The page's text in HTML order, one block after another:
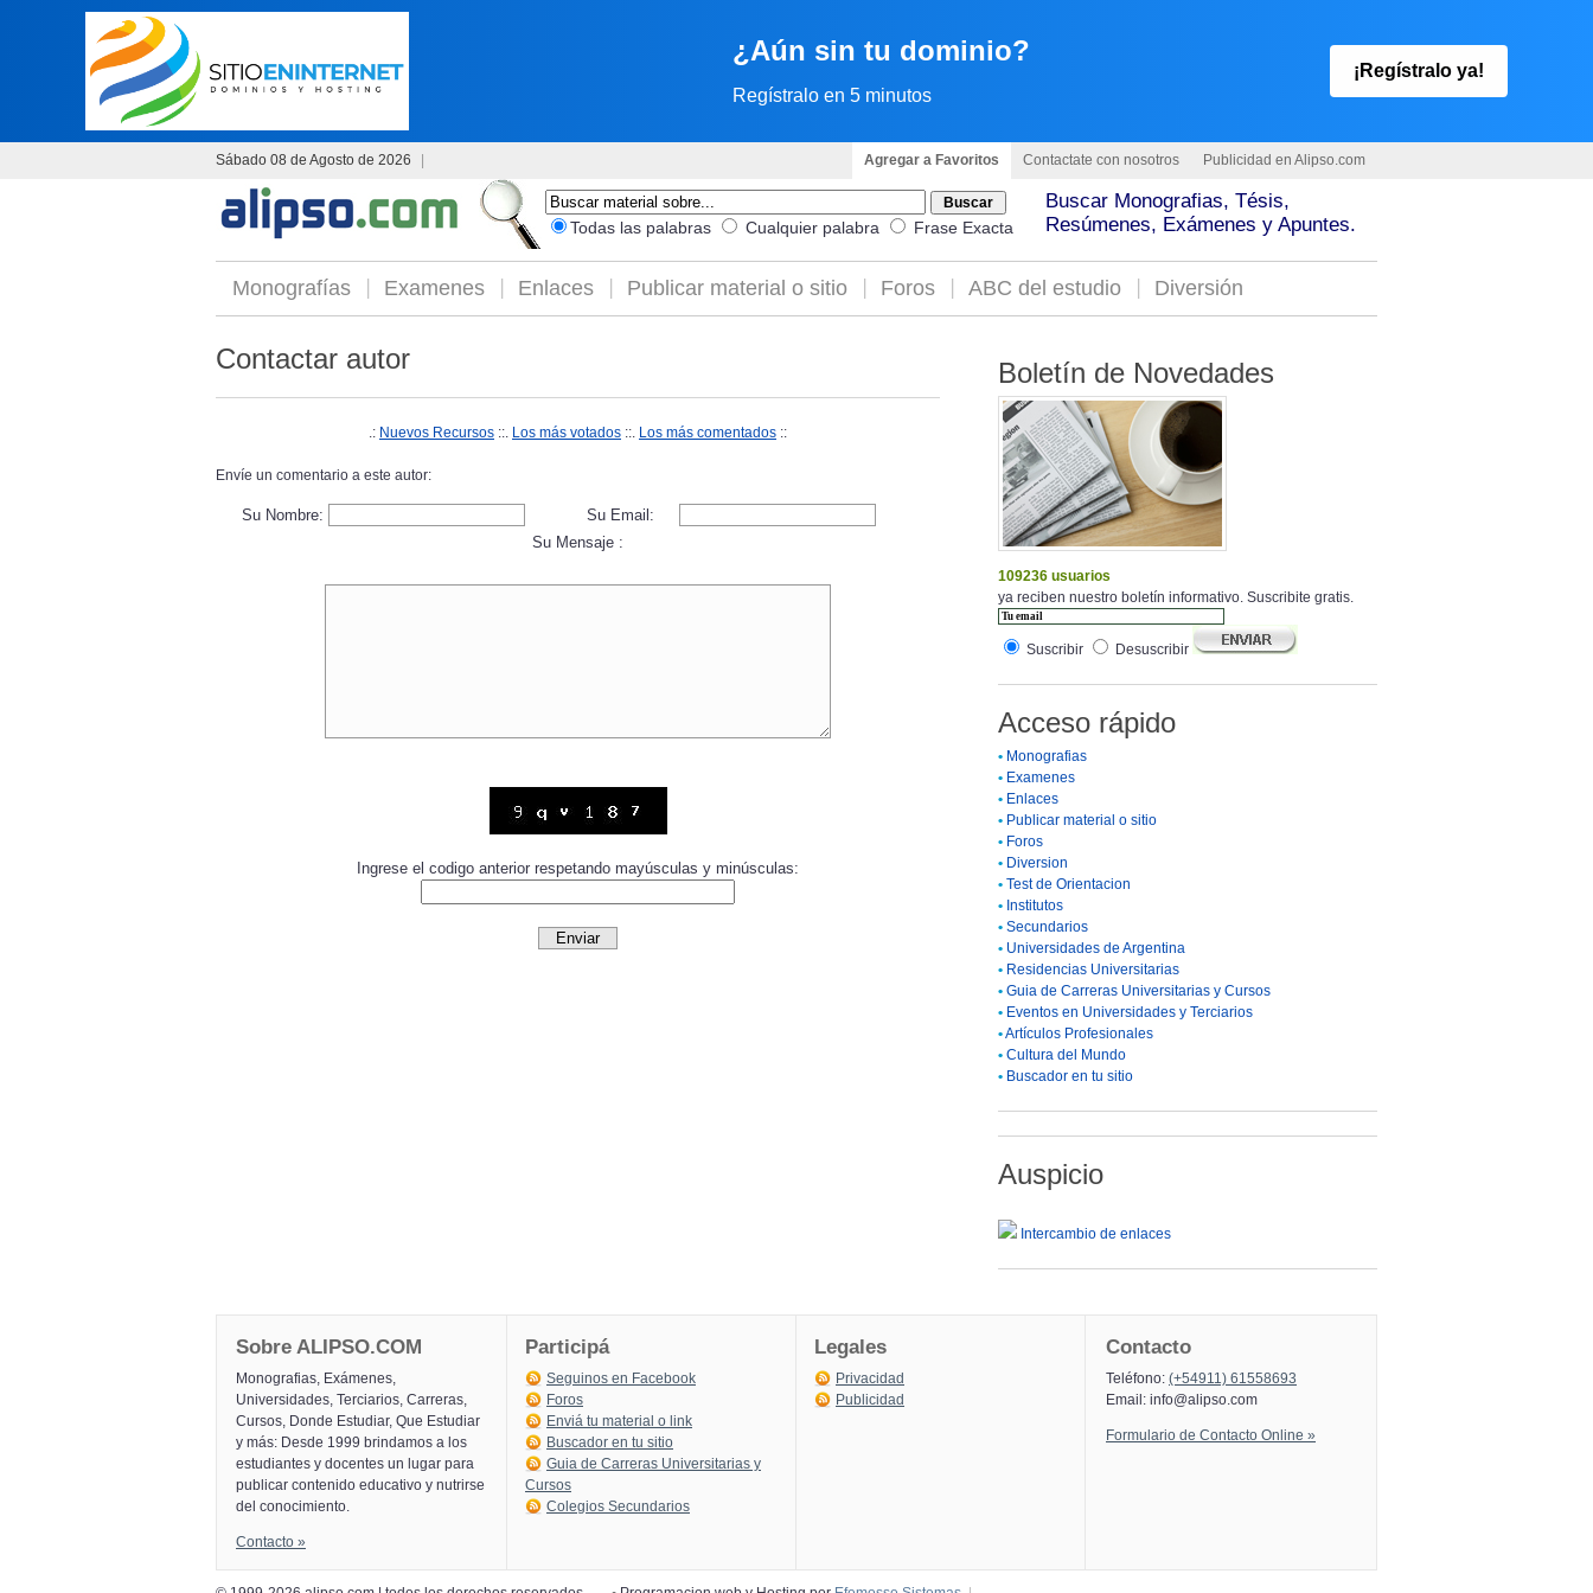
¿Aún sin tu dominio?
Regístralo en 5 minutos
¡Regístralo ya!
Sábado 08 de Agosto de 2026 Agregar a Favoritos Contactate con nosotros Publicidad en Alipso.com
Todas las palabras Cualquier palabra Frase Exacta
Buscar Monografias, Tésis,
Resúmenes, Exámenes y Apuntes.
Monografías Examenes Enlaces Publicar material o sitio Foros ABC del estudio Diversión
Contactar autor
.: Nuevos Recursos ::. Los más votados ::. Los más comentados ::
Envíe un comentario a este autor:
Su Nombre:
Su Email:
Su Mensaje :
Ingrese el codigo anterior respetando mayúsculas y minúsculas:
Boletín de Novedades
109236 usuarios
ya reciben nuestro boletín informativo. Suscribite gratis.
Suscribir Desuscribir
Acceso rápido
• Monografias
• Examenes
• Enlaces
• Publicar material o sitio
• Foros
• Diversion
• Test de Orientacion
• Institutos
• Secundarios
• Universidades de Argentina
• Residencias Universitarias
• Guia de Carreras Universitarias y Cursos
• Eventos en Universidades y Terciarios
•Artículos Profesionales
• Cultura del Mundo
• Buscador en tu sitio
Auspicio
Intercambio de enlaces
Sobre ALIPSO.COM
Monografias, Exámenes,
Universidades, Terciarios, Carreras,
Cursos, Donde Estudiar, Que Estudiar
y más: Desde 1999 brindamos a los
estudiantes y docentes un lugar para
publicar contenido educativo y nutrirse
del conocimiento.
Contacto »
Participá
Seguinos en Facebook
Foros
Enviá tu material o link
Buscador en tu sitio
Guia de Carreras Universitarias y
Cursos
Colegios Secundarios
Legales
Privacidad
Publicidad
Contacto
Teléfono: (+54911) 61558693
Email: info@alipso.com
Formulario de Contacto Online »